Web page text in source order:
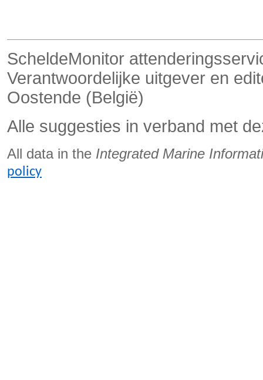
ScheldeMonitor
Verantwoordelijke uitgever en
Oostende (België)
Alle suggesties in verband met
All data in the Integrated Marine
policy